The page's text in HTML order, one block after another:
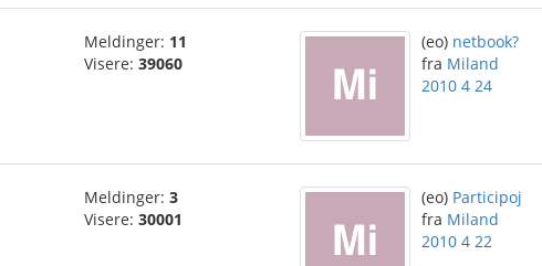
Meldinger: 11
Visere: 39060
(eo) netbook?
fra Miland
2010 4 24
Meldinger: 3
Visere: 30001
(eo) Participoj
fra Miland
2010 4 22